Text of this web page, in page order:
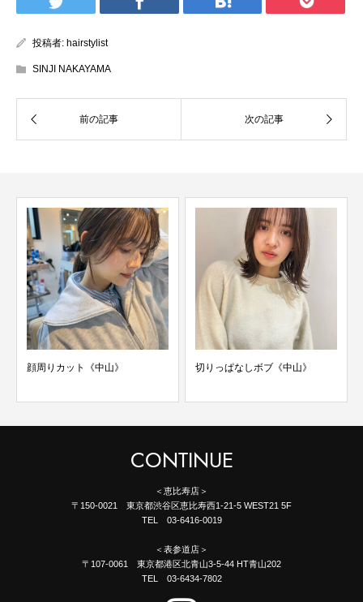
投稿者: hairstylist
SINJI NAKAYAMA
顔周りカット《中山》 切りっぱなしボブ《中山》
CONTINUE
＜恵比寿店＞
〒150-0021 東京都渋谷区恵比寿西1-21-5 WEST21 5F
TEL 03-6416-0019
＜表参道店＞
〒107-0061 東京都港区北青山3-5-44 HT青山202
TEL 03-6434-7802